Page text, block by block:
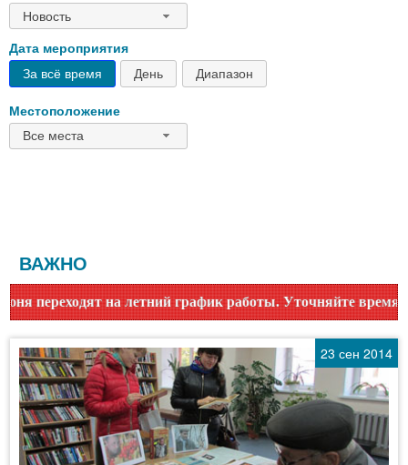
Новость
Дата мероприятия
За всё время
День Диапазон
Местоположение
Все места
ВАЖНО
график работы. Уточняйте время работы по номеру
23 сен 2014